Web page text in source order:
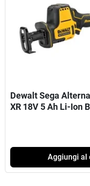
Dewalt Sega
XR 18V ​​5 Ah Li-Ion
Aggiungi al